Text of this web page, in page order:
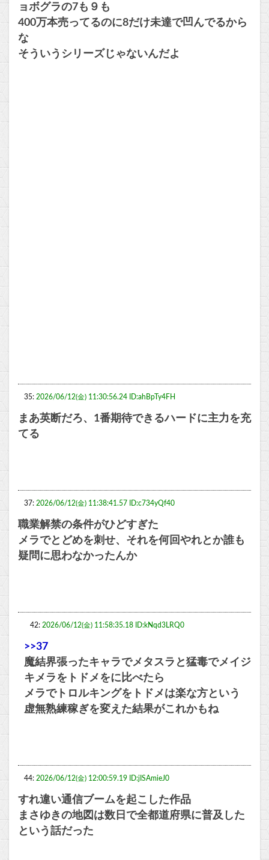
ョボグラの7も９も
400万本売ってるのに8だけ未達で凹んでるから
な
そういうシリーズじゃないんだよ
35: 2026/06/12(金) 11:30:56.24 ID:ahBpTy4FH
まあ英断だろ、1番期待できるハードに主力を充
てる
37: 2026/06/12(金) 11:38:41.57 ID:c734yQf40
職業解禁の条件がひどすぎた
メラでとどめを刺せ、それを何回やれとか誰も
疑問に思わなかったんか
42: 2026/06/12(金) 11:58:35.18 ID:kNqd3LRQ0
>>37
魔結界張ったキャラでメタスラと猛毒でメイジ
キメラをトドメをに比べたら
メラでトロルキングをトドメは楽な方という
虚無熟練稼ぎを変えた結果がこれかもね
44: 2026/06/12(金) 12:00:59.19 ID:jISAmieJ0
すれ違い通信ブームを起こした作品
まさゆきの地図は数日で全都道府県に普及した
という話だった